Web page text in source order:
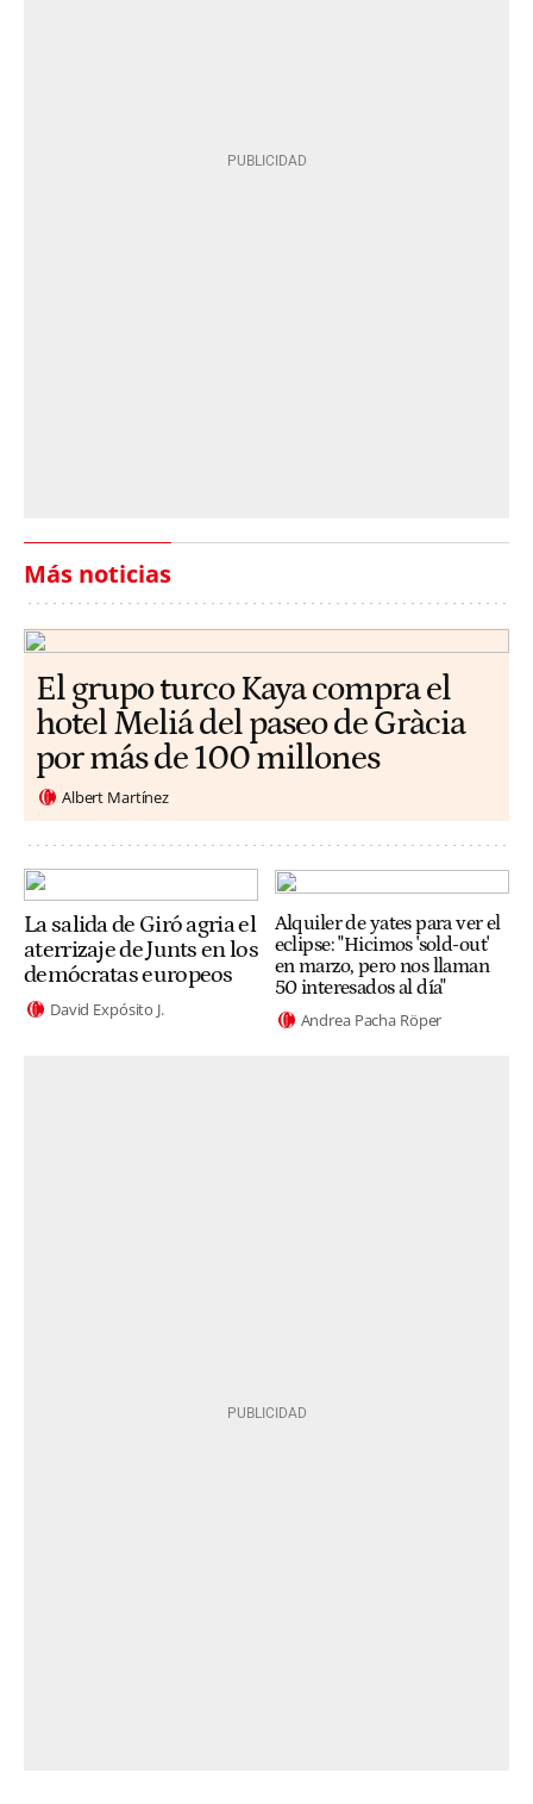
Más noticias
El grupo turco Kaya compra el
hotel Meliá del paseo de Gràcia
por más de 100 millones
Albert Martínez
La salida de Giró agria el
aterrizaje de Junts en los
demócratas europeos
David Expósito J.
Alquiler de yates para ver el
eclipse: "Hicimos 'sold-out'
en marzo, pero nos llaman
50 interesados al día"
Andrea Pacha Röper